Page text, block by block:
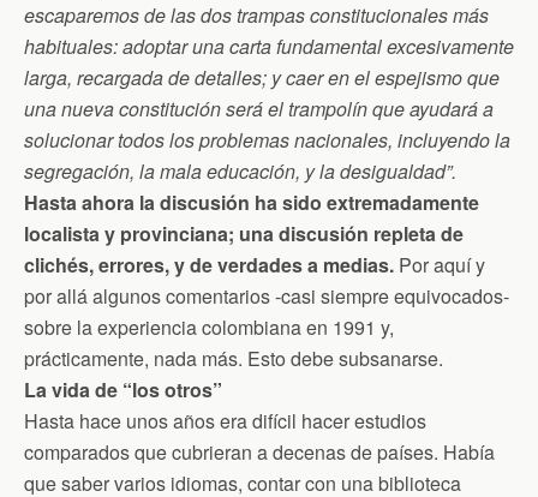
escaparemos de las dos trampas constitucionales más
habituales: adoptar una carta fundamental excesivamente
larga, recargada de detalles; y caer en el espejismo que
una nueva constitución será el trampolín que ayudará a
solucionar todos los problemas nacionales, incluyendo la
segregación, la mala educación, y la desigualdad”.
Hasta ahora la discusión ha sido extremadamente
localista y provinciana; una discusión repleta de
clichés, errores, y de verdades a medias. Por aquí y
por allá algunos comentarios -casi siempre equivocados-
sobre la experiencia colombiana en 1991 y,
prácticamente, nada más. Esto debe subsanarse.
La vida de “los otros”
Hasta hace unos años era difícil hacer estudios
comparados que cubrieran a decenas de países. Había
que saber varios idiomas, contar con una biblioteca